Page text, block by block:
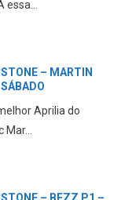
COMPARATIVO
uma volta rápida